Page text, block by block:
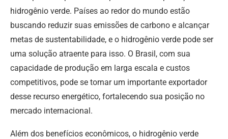
hidrogênio verde. Países ao redor do mundo estão
buscando reduzir suas emissões de carbono e alcançar
metas de sustentabilidade, e o hidrogênio verde pode ser
uma solução atraente para isso. O Brasil, com sua
capacidade de produção em larga escala e custos
competitivos, pode se tornar um importante exportador
desse recurso energético, fortalecendo sua posição no
mercado internacional.
Além dos benefícios econômicos, o hidrogênio verde